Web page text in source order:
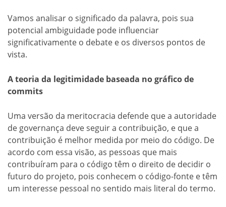
Vamos analisar o significado da palavra, pois sua
potencial ambiguidade pode influenciar
significativamente o debate e os diversos pontos de
vista.
A teoria da legitimidade baseada no gráfico de
commits
Uma versão da meritocracia defende que a autoridade
de governança deve seguir a contribuição, e que a
contribuição é melhor medida por meio do código. De
acordo com essa visão, as pessoas que mais
contribuíram para o código têm o direito de decidir o
futuro do projeto, pois conhecem o código-fonte e têm
um interesse pessoal no sentido mais literal do termo.